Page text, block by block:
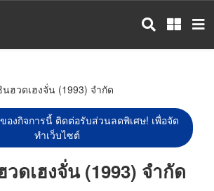
ฮวดเฮงจั่น (1993) จำกัด
องกิจการนี้ ติดต่อรับส่วนลดพิเศษ! เพื่อจัด
ทำเว็บไซต์
ดเฮงจั่น (1993) จำกัด